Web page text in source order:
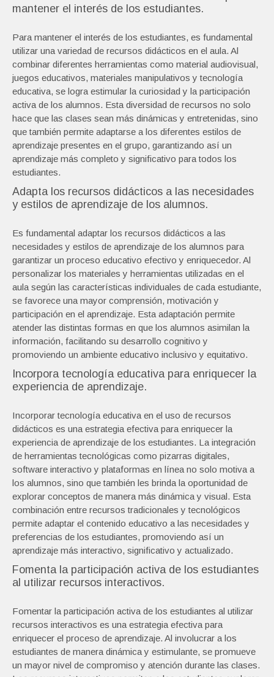
mantener el interés de los estudiantes.
Para mantener el interés de los estudiantes, es fundamental
utilizar una variedad de recursos didácticos en el aula. Al
combinar diferentes herramientas como material audiovisual,
juegos educativos, materiales manipulativos y tecnología
educativa, se logra estimular la curiosidad y la participación
activa de los alumnos. Esta diversidad de recursos no solo
hace que las clases sean más dinámicas y entretenidas, sino
que también permite adaptarse a los diferentes estilos de
aprendizaje presentes en el grupo, garantizando así un
aprendizaje más completo y significativo para todos los
estudiantes.
Adapta los recursos didácticos a las necesidades
y estilos de aprendizaje de los alumnos.
Es fundamental adaptar los recursos didácticos a las
necesidades y estilos de aprendizaje de los alumnos para
garantizar un proceso educativo efectivo y enriquecedor. Al
personalizar los materiales y herramientas utilizadas en el
aula según las características individuales de cada estudiante,
se favorece una mayor comprensión, motivación y
participación en el aprendizaje. Esta adaptación permite
atender las distintas formas en que los alumnos asimilan la
información, facilitando su desarrollo cognitivo y
promoviendo un ambiente educativo inclusivo y equitativo.
Incorpora tecnología educativa para enriquecer la
experiencia de aprendizaje.
Incorporar tecnología educativa en el uso de recursos
didácticos es una estrategia efectiva para enriquecer la
experiencia de aprendizaje de los estudiantes. La integración
de herramientas tecnológicas como pizarras digitales,
software interactivo y plataformas en línea no solo motiva a
los alumnos, sino que también les brinda la oportunidad de
explorar conceptos de manera más dinámica y visual. Esta
combinación entre recursos tradicionales y tecnológicos
permite adaptar el contenido educativo a las necesidades y
preferencias de los estudiantes, promoviendo así un
aprendizaje más interactivo, significativo y actualizado.
Fomenta la participación activa de los estudiantes
al utilizar recursos interactivos.
Fomentar la participación activa de los estudiantes al utilizar
recursos interactivos es una estrategia efectiva para
enriquecer el proceso de aprendizaje. Al involucrar a los
estudiantes de manera dinámica y estimulante, se promueve
un mayor nivel de compromiso y atención durante las clases.